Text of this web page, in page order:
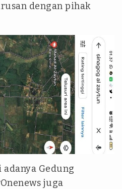
dengan pihak
Gedung
juga